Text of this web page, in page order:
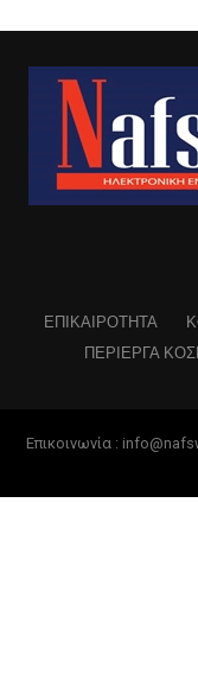
ΕΠΙΚΑΙΡΟΤΗΤΑ
ΠΕΡΙΕΡΓΑ
Επικοινωνία :